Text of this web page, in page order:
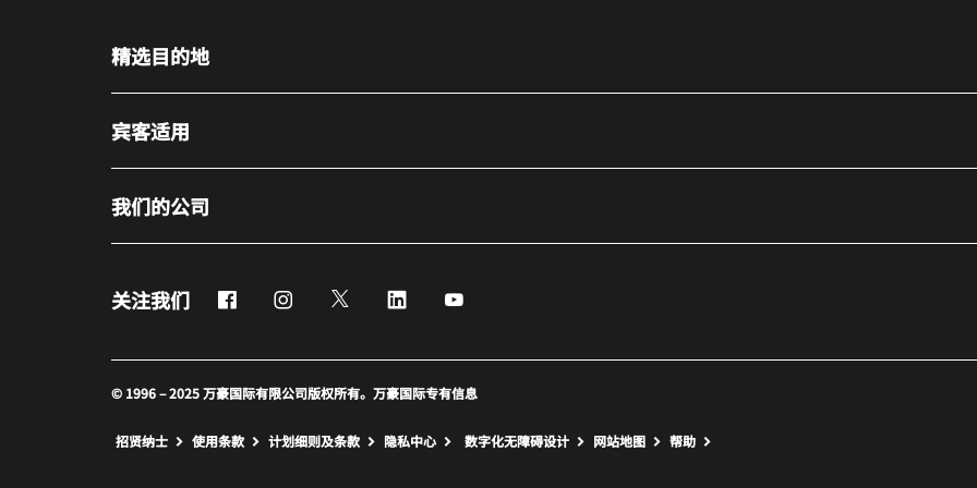
精选目的地
宾客适用
我们的公司
关注我们 FacebookInstagramTwitter LinkedIn
© 1996 – 2025 万豪国际有限公司版权所有。万豪国际专有信息
招贤纳士 使用条款 计划细则及条款 隐私中心 数字化无障碍设计 网站地图 打开新窗口
帮助